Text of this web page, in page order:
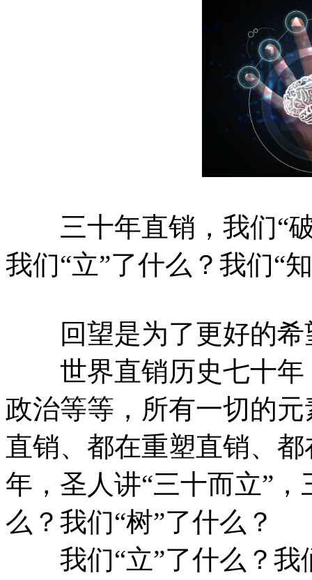
三十年直销，我们“破
我们“立”了什么？我们“
回望是为了更好的希
世界直销历史七十年
政治等等，所有一切的
直销、都在重塑直销、
年，圣人讲“三十而立”
么？我们“树”了什么？
我们“立”了什么？我